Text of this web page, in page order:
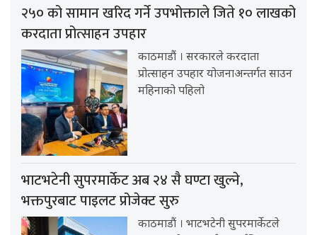
२५० को सामान खरिद गर्ने उपभोक्ताले जिते १० लाखको
करदाता प्रोत्साहन उपहार
काठमाडौं । सरकारले करदाता
प्रोत्साहन उपहार योजनाअन्तर्गत साउन
महिनाको पहिलो
भाटभटेनी सुपरमार्केट अब २४ सै घण्टा खुल्ने,
भक्तपुरबाट पाइलट प्रोजेक्ट सुरु
काठमाडौं । भाटभटेनी सुपरमार्केटले